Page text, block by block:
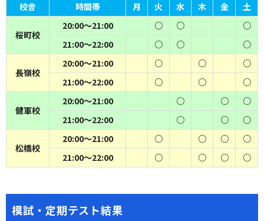
校舎 時間帯 月 火 水 木 金 土
桜町校
20:00～21:00 ○ ○
○
21:00～22:00
○ ○ ○
長嶺校
20:00～21:00 ○ ○
○
21:00～22:00
○ ○ ○
健軍校
20:00～21:00 ○ ○
○
21:00～22:00
○ ○ ○
松橋校
20:00～21:00 ○ ○ ○
○
21:00～22:00
○ ○ ○ ○
模試・定期テスト結果